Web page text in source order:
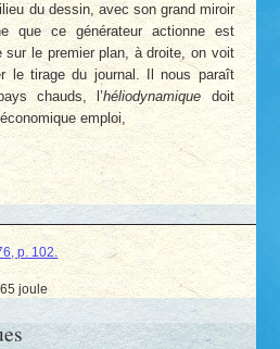
du dessin, avec son grand miroir
que ce générateur actionne est
sur le premier plan, à droite, on voit
le tirage du journal. Il nous paraît
chauds, l’héliodynamique doit
emploi,
p. 102.
joule